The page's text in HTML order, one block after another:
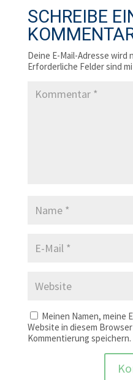
SCHREIBE
Deine E-Mail-Adresse
Erforderliche Felder sind
Meinen Namen, meine
Website in diesem
Kommentierung speichern.